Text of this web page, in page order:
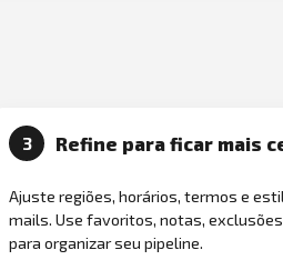
3 Refine para ficar mais
Ajuste regiões, horários, termos e
mails. Use favoritos, notas,
para organizar seu pipeline.